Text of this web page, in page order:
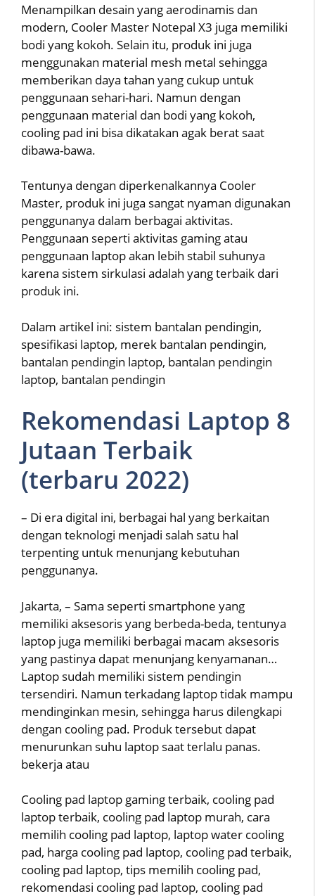
Menampilkan desain yang aerodinamis dan
modern, Cooler Master Notepal X3 juga memiliki
bodi yang kokoh. Selain itu, produk ini juga
menggunakan material mesh metal sehingga
memberikan daya tahan yang cukup untuk
penggunaan sehari-hari. Namun dengan
penggunaan material dan bodi yang kokoh,
cooling pad ini bisa dikatakan agak berat saat
dibawa-bawa.
Tentunya dengan diperkenalkannya Cooler
Master, produk ini juga sangat nyaman digunakan
penggunanya dalam berbagai aktivitas.
Penggunaan seperti aktivitas gaming atau
penggunaan laptop akan lebih stabil suhunya
karena sistem sirkulasi adalah yang terbaik dari
produk ini.
Dalam artikel ini: sistem bantalan pendingin,
spesifikasi laptop, merek bantalan pendingin,
bantalan pendingin laptop, bantalan pendingin
laptop, bantalan pendingin
Rekomendasi Laptop 8
Jutaan Terbaik
(terbaru 2022)
– Di era digital ini, berbagai hal yang berkaitan
dengan teknologi menjadi salah satu hal
terpenting untuk menunjang kebutuhan
penggunanya.
Jakarta, – Sama seperti smartphone yang
memiliki aksesoris yang berbeda-beda, tentunya
laptop juga memiliki berbagai macam aksesoris
yang pastinya dapat menunjang kenyamanan…
Laptop sudah memiliki sistem pendingin
tersendiri. Namun terkadang laptop tidak mampu
mendinginkan mesin, sehingga harus dilengkapi
dengan cooling pad. Produk tersebut dapat
menurunkan suhu laptop saat terlalu panas.
bekerja atau
Cooling pad laptop gaming terbaik, cooling pad
laptop terbaik, cooling pad laptop murah, cara
memilih cooling pad laptop, laptop water cooling
pad, harga cooling pad laptop, cooling pad terbaik,
cooling pad laptop, tips memilih cooling pad,
rekomendasi cooling pad laptop, cooling pad